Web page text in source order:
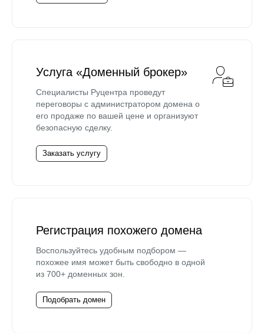
Услуга «Доменный брокер»
Специалисты Руцентра проведут
переговоры с администратором домена о
его продаже по вашей цене и организуют
безопасную сделку.
Заказать услугу
Регистрация похожего домена
Воспользуйтесь удобным подбором —
похожее имя может быть свободно в одной
из 700+ доменных зон.
Подобрать домен